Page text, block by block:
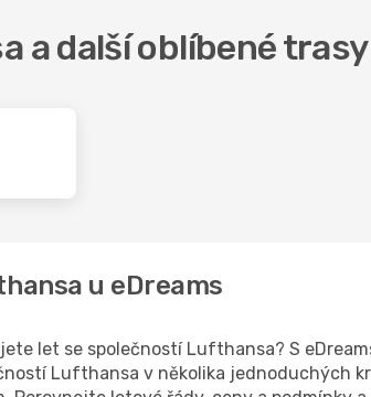
a další oblíbené trasy
u eDreams
let se společností Lufthansa? S
Lufthansa v několika jednoduchých